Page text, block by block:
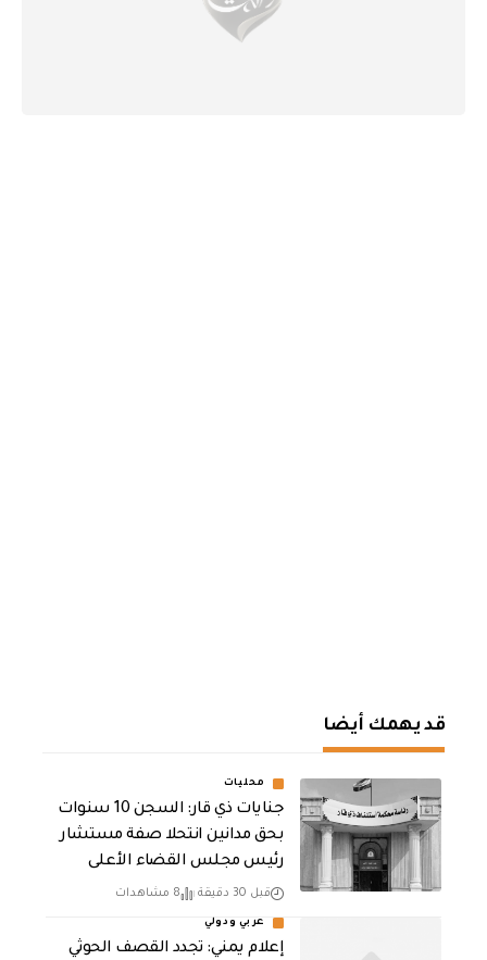
قد يهمك أيضا
محليات
جنايات ذي قار: السجن 10 سنوات
بحق مدانين انتحلا صفة مستشار
رئيس مجلس القضاء الأعلى
قبل 30 دقيقة 8 مشاهدات
عربي ودولي
إعلام يمني: تجدد القصف الحوثي